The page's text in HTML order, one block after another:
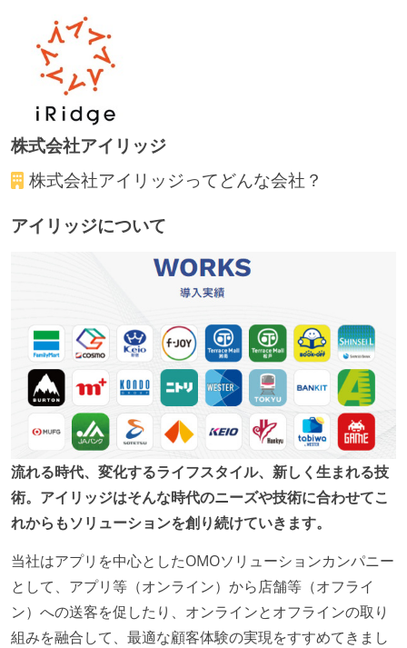
株式会社アイリッジ
株式会社アイリッジってどんな会社？
アイリッジについて
流れる時代、変化するライフスタイル、新しく生まれる技
術。アイリッジはそんな時代のニーズや技術に合わせてこ
れからもソリューションを創り続けていきます。
当社はアプリを中心としたOMOソリューションカンパニー
として、アプリ等（オンライン）から店舗等（オフライ
ン）への送客を促したり、オンラインとオフラインの取り
組みを融合して、最適な顧客体験の実現をすすめてきまし